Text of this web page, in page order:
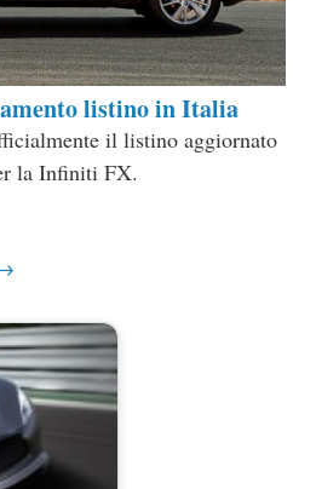
listino in Italia
il listino aggiornato
la Infiniti FX.